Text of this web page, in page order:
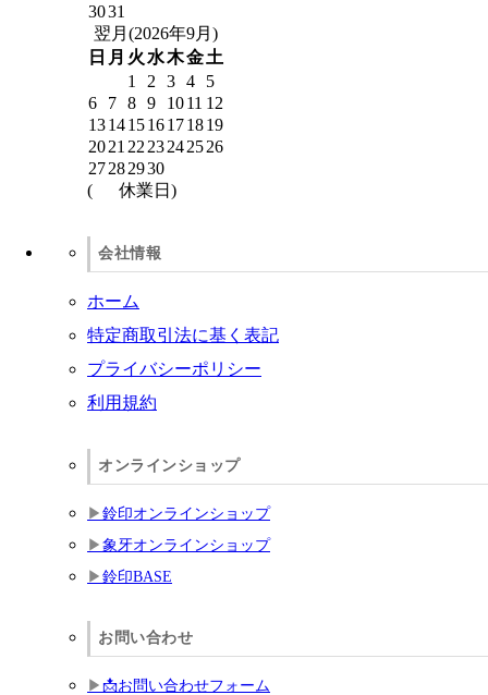
3031
翌月(2026年9月)
日 月 火 水木金土
1
2 3 4
5
6
7 8 9 1011 12
13141516171819
2021 22 23242526
27282930
(
休業日)
会社情報
ホーム
特定商取引法に基く表記
プライバシーポリシー
利用規約
オンラインショップ
鈴印オンラインショップ
象牙オンラインショップ
鈴印BASE
お問い合わせ
📩お問い合わせフォーム